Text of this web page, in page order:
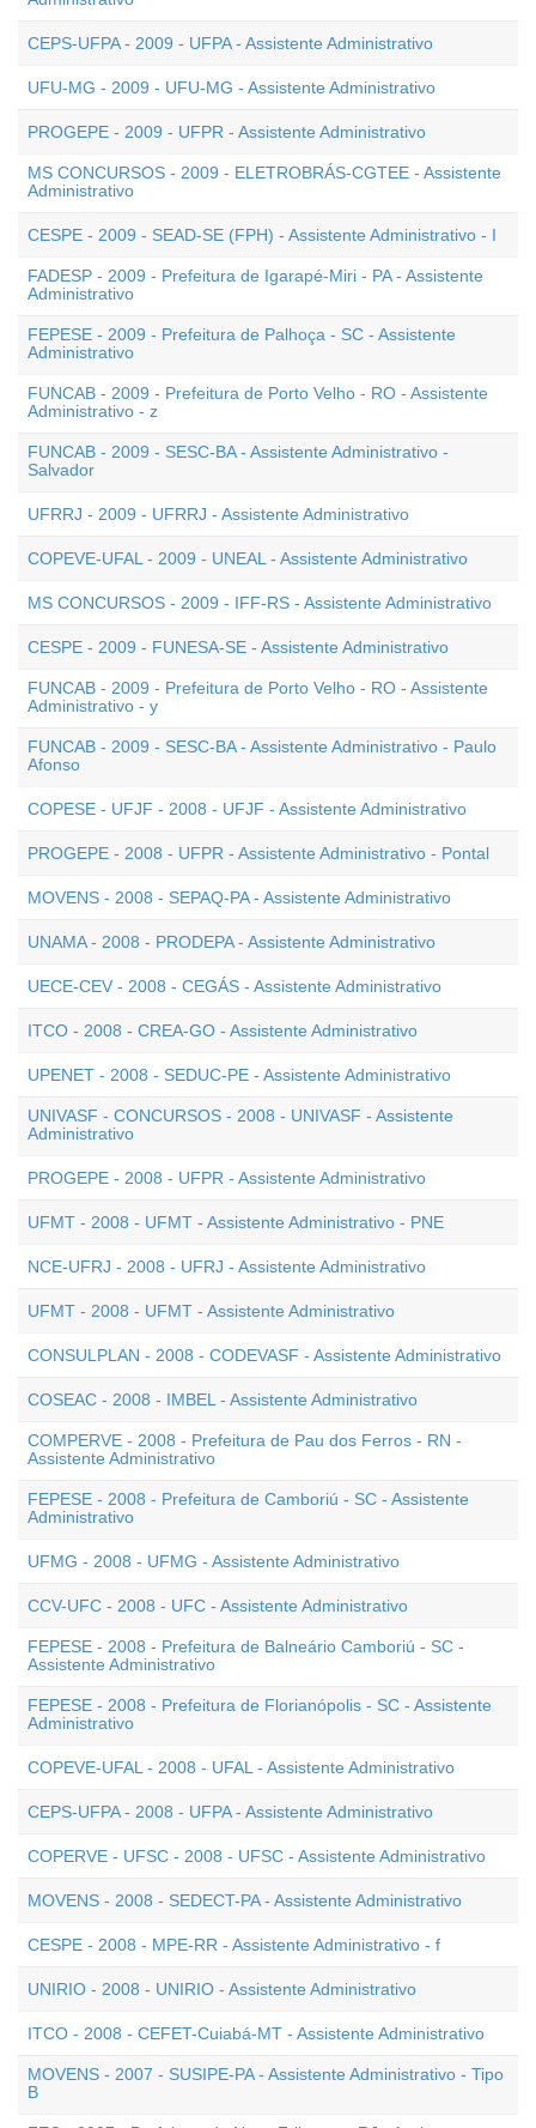
CEPS-UFPA - 2009 - UFPA - Assistente Administrativo
UFU-MG - 2009 - UFU-MG - Assistente Administrativo
PROGEPE - 2009 - UFPR - Assistente Administrativo
MS CONCURSOS - 2009 - ELETROBRÁS-CGTEE - Assistente
Administrativo
CESPE - 2009 - SEAD-SE (FPH) - Assistente Administrativo - I
FADESP - 2009 - Prefeitura de Igarapé-Miri - PA - Assistente
Administrativo
FEPESE - 2009 - Prefeitura de Palhoça - SC - Assistente
Administrativo
FUNCAB - 2009 - Prefeitura de Porto Velho - RO - Assistente
Administrativo - z
FUNCAB - 2009 - SESC-BA - Assistente Administrativo -
Salvador
UFRRJ - 2009 - UFRRJ - Assistente Administrativo
COPEVE-UFAL - 2009 - UNEAL - Assistente Administrativo
MS CONCURSOS - 2009 - IFF-RS - Assistente Administrativo
CESPE - 2009 - FUNESA-SE - Assistente Administrativo
FUNCAB - 2009 - Prefeitura de Porto Velho - RO - Assistente
Administrativo - y
FUNCAB - 2009 - SESC-BA - Assistente Administrativo - Paulo
Afonso
COPESE - UFJF - 2008 - UFJF - Assistente Administrativo
PROGEPE - 2008 - UFPR - Assistente Administrativo - Pontal
MOVENS - 2008 - SEPAQ-PA - Assistente Administrativo
UNAMA - 2008 - PRODEPA - Assistente Administrativo
UECE-CEV - 2008 - CEGÁS - Assistente Administrativo
ITCO - 2008 - CREA-GO - Assistente Administrativo
UPENET - 2008 - SEDUC-PE - Assistente Administrativo
UNIVASF - CONCURSOS - 2008 - UNIVASF - Assistente
Administrativo
PROGEPE - 2008 - UFPR - Assistente Administrativo
UFMT - 2008 - UFMT - Assistente Administrativo - PNE
NCE-UFRJ - 2008 - UFRJ - Assistente Administrativo
UFMT - 2008 - UFMT - Assistente Administrativo
CONSULPLAN - 2008 - CODEVASF - Assistente Administrativo
COSEAC - 2008 - IMBEL - Assistente Administrativo
COMPERVE - 2008 - Prefeitura de Pau dos Ferros - RN -
Assistente Administrativo
FEPESE - 2008 - Prefeitura de Camboriú - SC - Assistente
Administrativo
UFMG - 2008 - UFMG - Assistente Administrativo
CCV-UFC - 2008 - UFC - Assistente Administrativo
FEPESE - 2008 - Prefeitura de Balneário Camboriú - SC -
Assistente Administrativo
FEPESE - 2008 - Prefeitura de Florianópolis - SC - Assistente
Administrativo
COPEVE-UFAL - 2008 - UFAL - Assistente Administrativo
CEPS-UFPA - 2008 - UFPA - Assistente Administrativo
COPERVE - UFSC - 2008 - UFSC - Assistente Administrativo
MOVENS - 2008 - SEDECT-PA - Assistente Administrativo
CESPE - 2008 - MPE-RR - Assistente Administrativo - f
UNIRIO - 2008 - UNIRIO - Assistente Administrativo
ITCO - 2008 - CEFET-Cuiabá-MT - Assistente Administrativo
MOVENS - 2007 - SUSIPE-PA - Assistente Administrativo - Tipo
B